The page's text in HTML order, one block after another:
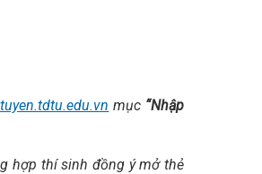
mục “Nhập
hợp thí sinh đồng ý mở thẻ